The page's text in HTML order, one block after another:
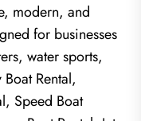
modern, and
for businesses
water sports,
Rental,
Speed Boat